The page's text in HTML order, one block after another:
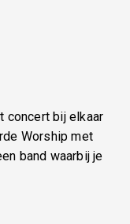
concert bij elkaar
Worship met
band waarbij je